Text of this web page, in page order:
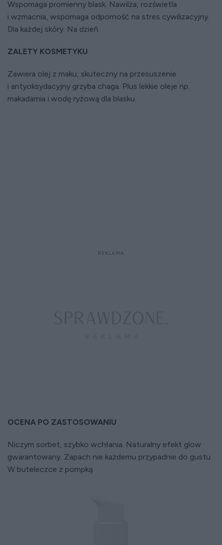
Wspomaga promienny blask. Nawilża, rozświetla
i wzmacnia, wspomaga odporność na stres cywilizacyjny.
Dla każdej skóry. Na dzień.
ZALETY KOSMETYKU
Zawiera olej z maku, skuteczny na przesuszenie
i antyoksydacyjny grzyba chaga. Plus lekkie oleje np.
makadamia i wodę ryżową dla blasku.
OCENA PO ZASTOSOWANIU
Niczym sorbet, szybko wchłania. Naturalny efekt glow
gwarantowany. Zapach nie każdemu przypadnie do gustu.
W buteleczce z pompką.